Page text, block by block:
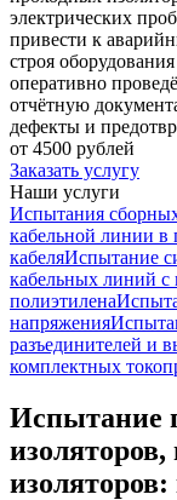
электрических
привести к
строя
оперативно
отчётную
дефекты и
от 4500 рублей
Заказать услугу
Наши услуги
Испытания
кабельной линии в
кабеляИспытание
кабельных линий с
полиэтилена
напряжения
разъединителей и
комплектных
Испытание